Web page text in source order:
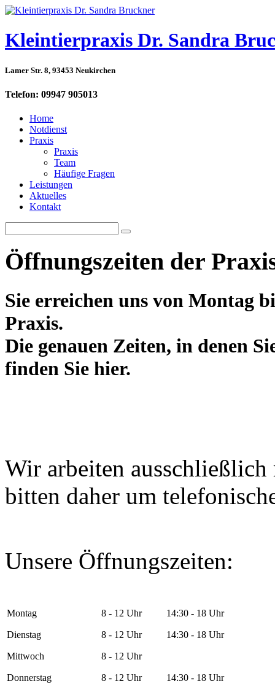
Kleintierpraxis Dr. Sandra
Lamer Str. 8, 93453 Neukirchen
Telefon: 09947 905013
Home
Notdienst
Praxis
Praxis
Team
Häufige Fragen
Leistungen
Aktuelles
Kontakt
Öffnungszeiten der
Sie erreichen uns von Montag
Praxis.
Die genauen Zeiten, in denen
finden Sie hier.
Wir arbeiten
bitten daher um
Unsere Öffnungszeiten:
Montag 8 - 12 Uhr 14:30 - 18 Uhr
Dienstag 8 - 12 Uhr 14:30 - 18 Uhr
Mittwoch 8 - 12 Uhr
Donnerstag 8 - 12 Uhr 14:30 - 18 Uhr